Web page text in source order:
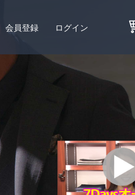
会員登録 ログイン